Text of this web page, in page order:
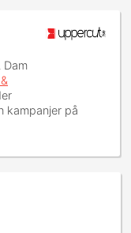
Dam
kampanjer på